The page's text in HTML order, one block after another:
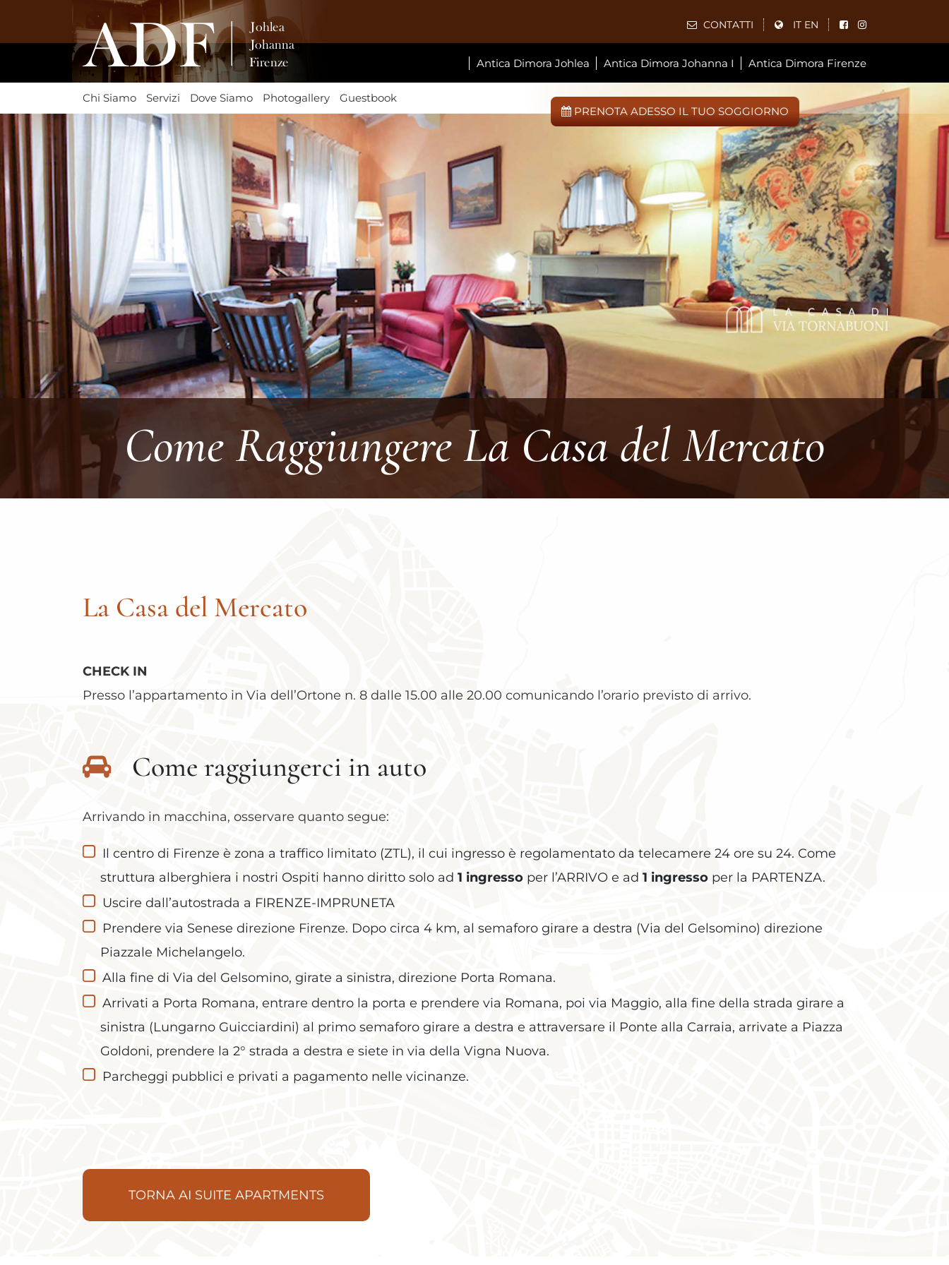
CHI SIAMO
OFFERTE SPECIALI
BLOG
PHOTOGALLERY
GUESTBOOK
ANTICA DIMORA JOHLEA
ANTICA DIMORA JOHANNA I
ANTICA DIMORA FIRENZE
CONTATTI IT EN
Antica Dimora Johlea Antica Dimora Johanna I Antica Dimora Firenze
Chi Siamo Servizi Dove Siamo Photogallery
Guestbook
PRENOTA ADESSO IL TUO SOGGIORNO
Come Raggiungere La Casa del Mercato
La Casa del Mercato
CHECK IN
Presso l’appartamento in Via dell’Ortone n. 8 dalle 15.00 alle 20.00 comunicando l’orario previsto di arrivo.
Come raggiungerci in auto
Arrivando in macchina, osservare quanto segue:
Il centro di Firenze è zona a traffico limitato (ZTL), il cui ingresso è regolamentato da telecamere 24 ore su 24. Come
struttura alberghiera i nostri Ospiti hanno diritto solo ad1 ingresso per l’ARRIVO e ad1 ingresso per la PARTENZA.
Uscire dall’autostrada a FIRENZE-IMPRUNETA
Prendere via Senese direzione Firenze. Dopo circa 4 km, al semaforo girare a destra (Via del Gelsomino) direzione
Piazzale Michelangelo.
Alla fine di Via del Gelsomino, girate a sinistra, direzione Porta Romana.
Arrivati a Porta Romana, entrare dentro la porta e prendere via Romana, poi via Maggio, alla fine della strada girare a
sinistra (Lungarno Guicciardini) al primo semaforo girare a destra e attraversare il Ponte alla Carraia, arrivate a Piazza
Goldoni, prendere la 2° strada a destra e siete in via della Vigna Nuova.
Parcheggi pubblici e privati a pagamento nelle vicinanze.
TORNA AI SUITE APARTMENTS